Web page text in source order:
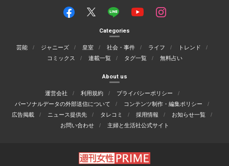
Categories
芸能 ジャニーズ 皇室 社会・事件 ライフ
トレンド
コミックス
連載一覧 タグ一覧 無料占い
About us
運営会社 利用規約
プライバシーポリシー
パーソナルデータの外部送信について
コンテンツ制作・編集ポリシー
広告掲載
ニュース提供先 タレコミ 採用情報
お知らせ一覧
お問い合わせ
主婦と生活社公式サイト